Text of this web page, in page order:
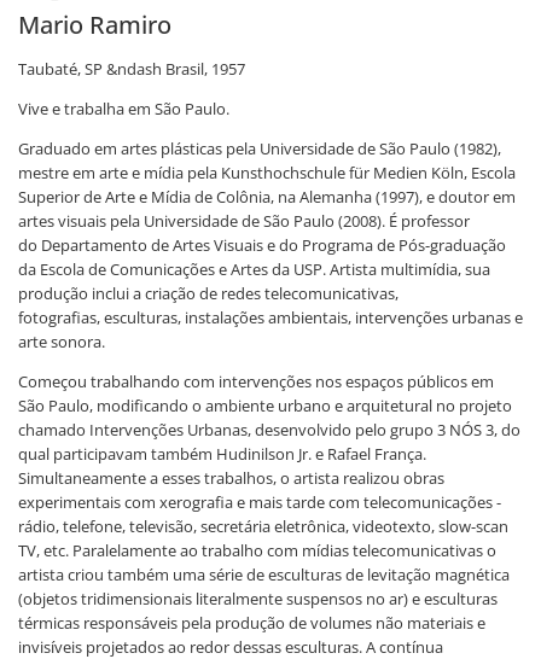
Mario Ramiro
Taubaté, SP &ndash Brasil, 1957
Vive e trabalha em São Paulo.
Graduado em artes plásticas pela Universidade de São Paulo (1982),
mestre em arte e mídia pela Kunsthochschule für Medien Köln, Escola
Superior de Arte e Mídia de Colônia, na Alemanha (1997), e doutor em
artes visuais pela Universidade de São Paulo (2008). É professor
do Departamento de Artes Visuais e do Programa de Pós-graduação
da Escola de Comunicações e Artes da USP. Artista multimídia, sua
produção inclui a criação de redes telecomunicativas,
fotografias, esculturas, instalações ambientais, intervenções urbanas e
arte sonora.
Começou trabalhando com intervenções nos espaços públicos em
São Paulo, modificando o ambiente urbano e arquitetural no projeto
chamado Intervenções Urbanas, desenvolvido pelo grupo 3 NÓS 3, do
qual participavam também Hudinilson Jr. e Rafael França.
Simultaneamente a esses trabalhos, o artista realizou obras
experimentais com xerografia e mais tarde com telecomunicações -
rádio, telefone, televisão, secretária eletrônica, videotexto, slow-scan
TV, etc. Paralelamente ao trabalho com mídias telecomunicativas o
artista criou também uma série de esculturas de levitação magnética
(objetos tridimensionais literalmente suspensos no ar) e esculturas
térmicas responsáveis pela produção de volumes não materiais e
invisíveis projetados ao redor dessas esculturas. A contínua